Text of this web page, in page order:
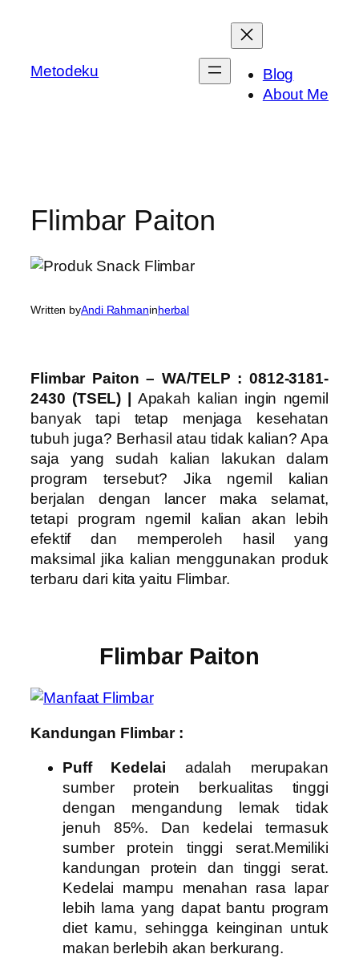
Metodeku
Blog
About Me
Flimbar Paiton
Written byAndi Rahmaninherbal
Flimbar Paiton – WA/TELP : 0812-3181-
2430 (TSEL) |
Apakah kalian ingin ngemil
banyak tapi tetap menjaga kesehatan
tubuh juga? Berhasil atau tidak kalian? Apa
saja yang sudah kalian lakukan dalam
program tersebut? Jika ngemil kalian
berjalan dengan lancer maka selamat,
tetapi program ngemil kalian akan lebih
efektif dan memperoleh hasil yang
maksimal jika kalian menggunakan produk
terbaru dari kita yaitu Flimbar.
Flimbar Paiton
Kandungan Flimbar :
Puff Kedelai adalah merupakan
sumber protein berkualitas tinggi
dengan mengandung lemak tidak
jenuh 85%. Dan kedelai termasuk
sumber protein tinggi serat.Memiliki
kandungan protein dan tinggi serat.
Kedelai mampu menahan rasa lapar
lebih lama yang dapat bantu program
diet kamu, sehingga keinginan untuk
makan berlebih akan berkurang.